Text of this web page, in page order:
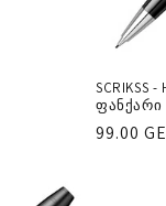
SCRIKSS
ფანქარი
99.00